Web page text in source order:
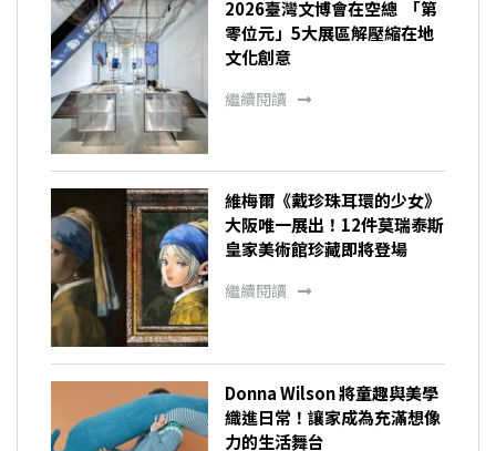
2026臺灣文博會在空總 「第
零位元」5大展區解壓縮在地
文化創意
繼續閱讀
維梅爾《戴珍珠耳環的少女》
大阪唯一展出！12件莫瑞泰斯
皇家美術館珍藏即將登場
繼續閱讀
Donna Wilson 將童趣與美學
織進日常！讓家成為充滿想像
力的生活舞台